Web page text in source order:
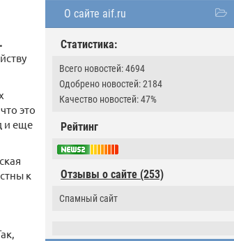
О сайте aif.ru
Статистика:
Всего новостей: 4694
Одобрено новостей: 2184
Качество новостей: 47%
Рейтинг
Отзывы о сайте (253)
Спамный сайт
это
и еще
к